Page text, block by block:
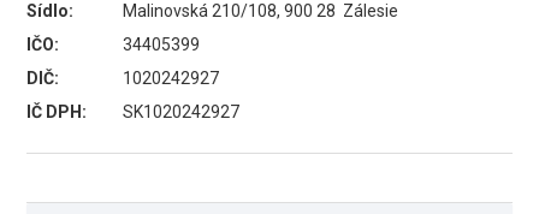
Sídlo:
Malinovská 210/108, 900 28 Zálesie
IČO:
34405399
DIČ:
1020242927
IČ DPH:
SK1020242927